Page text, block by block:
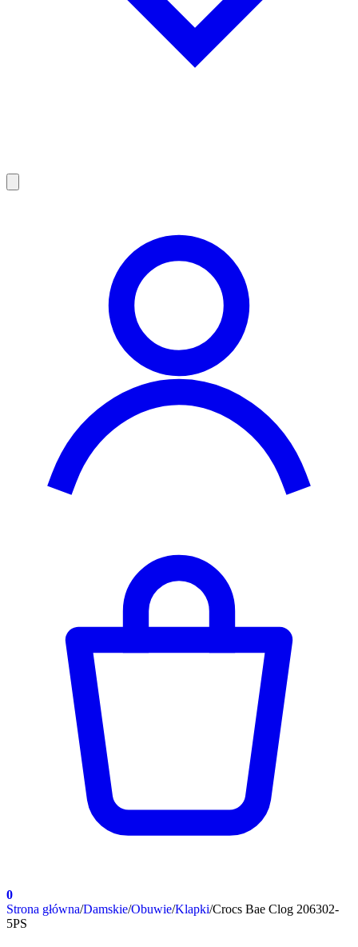
0
Strona główna/Damskie/Obuwie/Klapki/Crocs Bae Clog 206302-
5PS